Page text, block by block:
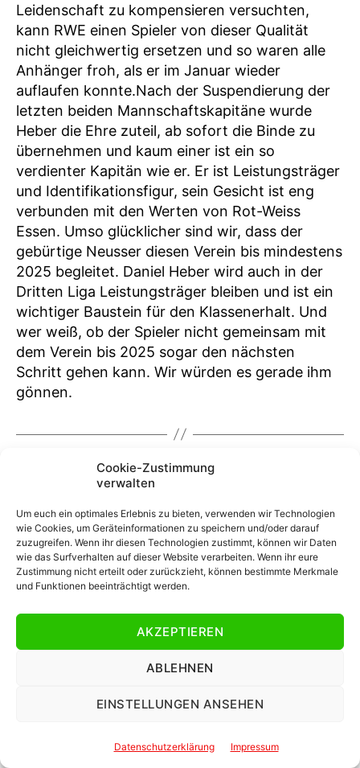
Cookie-Zustimmung
verwalten
Um euch ein optimales Erlebnis zu bieten, verwenden wir Technologien
wie Cookies, um Geräteinformationen zu speichern und/oder darauf
zuzugreifen. Wenn ihr diesen Technologien zustimmt, können wir Daten
wie das Surfverhalten auf dieser Website verarbeiten. Wenn ihr eure
Zustimmung nicht erteilt oder zurückzieht, können bestimmte Merkmale
und Funktionen beeinträchtigt werden.
AKZEPTIEREN
ABLEHNEN
EINSTELLUNGEN ANSEHEN
Datenschutzerklärung Impressum
Leidenschaft zu kompensieren versuchten,
kann RWE einen Spieler von dieser Qualität
nicht gleichwertig ersetzen und so waren alle
Anhänger froh, als er im Januar wieder
auflaufen konnte.Nach der Suspendierung der
letzten beiden Mannschaftskapitäne wurde
Heber die Ehre zuteil, ab sofort die Binde zu
übernehmen und kaum einer ist ein so
verdienter Kapitän wie er. Er ist Leistungsträger
und Identifikationsfigur, sein Gesicht ist eng
verbunden mit den Werten von Rot-Weiss
Essen. Umso glücklicher sind wir, dass der
gebürtige Neusser diesen Verein bis mindestens
2025 begleitet. Daniel Heber wird auch in der
Dritten Liga Leistungsträger bleiben und ist ein
wichtiger Baustein für den Klassenerhalt. Und
wer weiß, ob der Spieler nicht gemeinsam mit
dem Verein bis 2025 sogar den nächsten
Schritt gehen kann. Wir würden es gerade ihm
gönnen.
#16 – Mustafa Kourouma